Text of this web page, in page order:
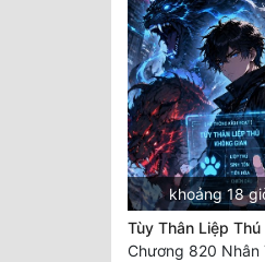
khoảng 18
Tùy Thân Liệp Thú